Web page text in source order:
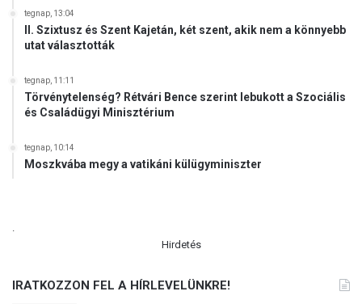
tegnap, 13:04
II. Szixtusz és Szent Kajetán, két szent, akik nem a könnyebb
utat választották
tegnap, 11:11
Törvénytelenség? Rétvári Bence szerint lebukott a Szociális
és Családügyi Minisztérium
tegnap, 10:14
Moszkvába megy a vatikáni külügyminiszter
Hirdetés
IRATKOZZON FEL A HÍRLEVELÜNKRE!